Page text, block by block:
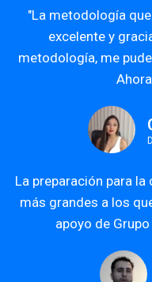
"La metodología
excelente y
metodología, me
La preparación para
más grandes a los
apoyo de